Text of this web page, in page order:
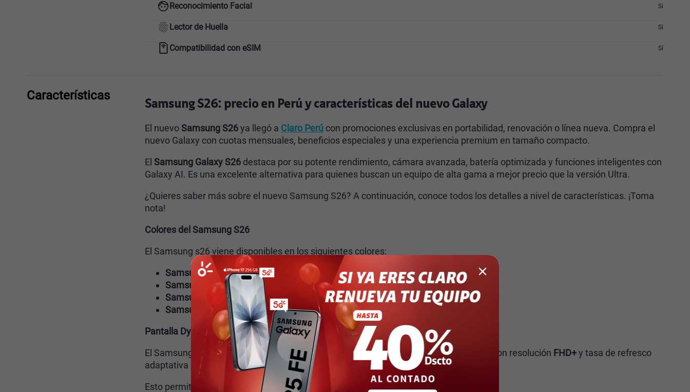
Reconocimiento Facial Si
Lector de Huella Si
Compatibilidad con eSIM Sí
Características
Samsung S26: precio en Perú y características del nuevo Galaxy
El nuevo Samsung S26ya llegó a Claro Perú con promociones exclusivas en portabilidad, renovación o línea nueva. Compra el
nuevo Galaxy con cuotas mensuales, beneficios especiales y una experiencia premium en tamaño compacto.
El Samsung Galaxy S26 destaca por su potente rendimiento, cámara avanzada, batería optimizada y funciones inteligentes con
Galaxy AI. Es una excelente alternativa para quienes buscan un equipo de alta gama a mejor precio que la versión Ultra.
¿Quieres saber más sobre el nuevo Samsung S26? A continuación, conoce todos los detalles a nivel de características. ¡Toma
nota!
Colores del Samsung S26
El Samsung s26 viene disponibles en los siguientes colores:
Samsung S26 Cobalt Violet
Samsung S26 Sky Blue
Samsung S26 Blanco
Samsung S26 Negro
Pantalla Dynamic AMOLED 2X para una experiencia visual superior
El Samsung Galaxy S26 incorpora una pantalla
Dynamic AMOLED 2X de 6.3 pulgadas con resolución FHD+y tasa de refresco
adaptativa de
1 a 120Hz.
Esto permite: